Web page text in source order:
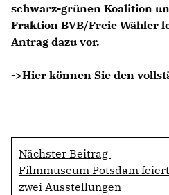
schwarz-grünen Koalition
Fraktion BVB/Freie Wähler
Antrag dazu vor.
->Hier können Sie den
Nächster Beitrag
Filmmuseum Potsdam
zwei Ausstellungen